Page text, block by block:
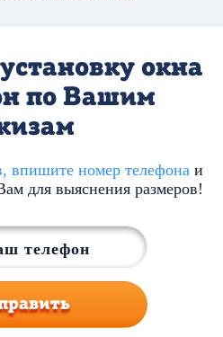
установку окна
по Вашим
впишите номер телефона и
для выяснения размеров!